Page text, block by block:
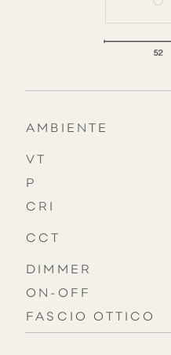
AMBIENTE
VT
P
CRI
CCT
DIMMER
ON-OFF
FASCIO OTTICO